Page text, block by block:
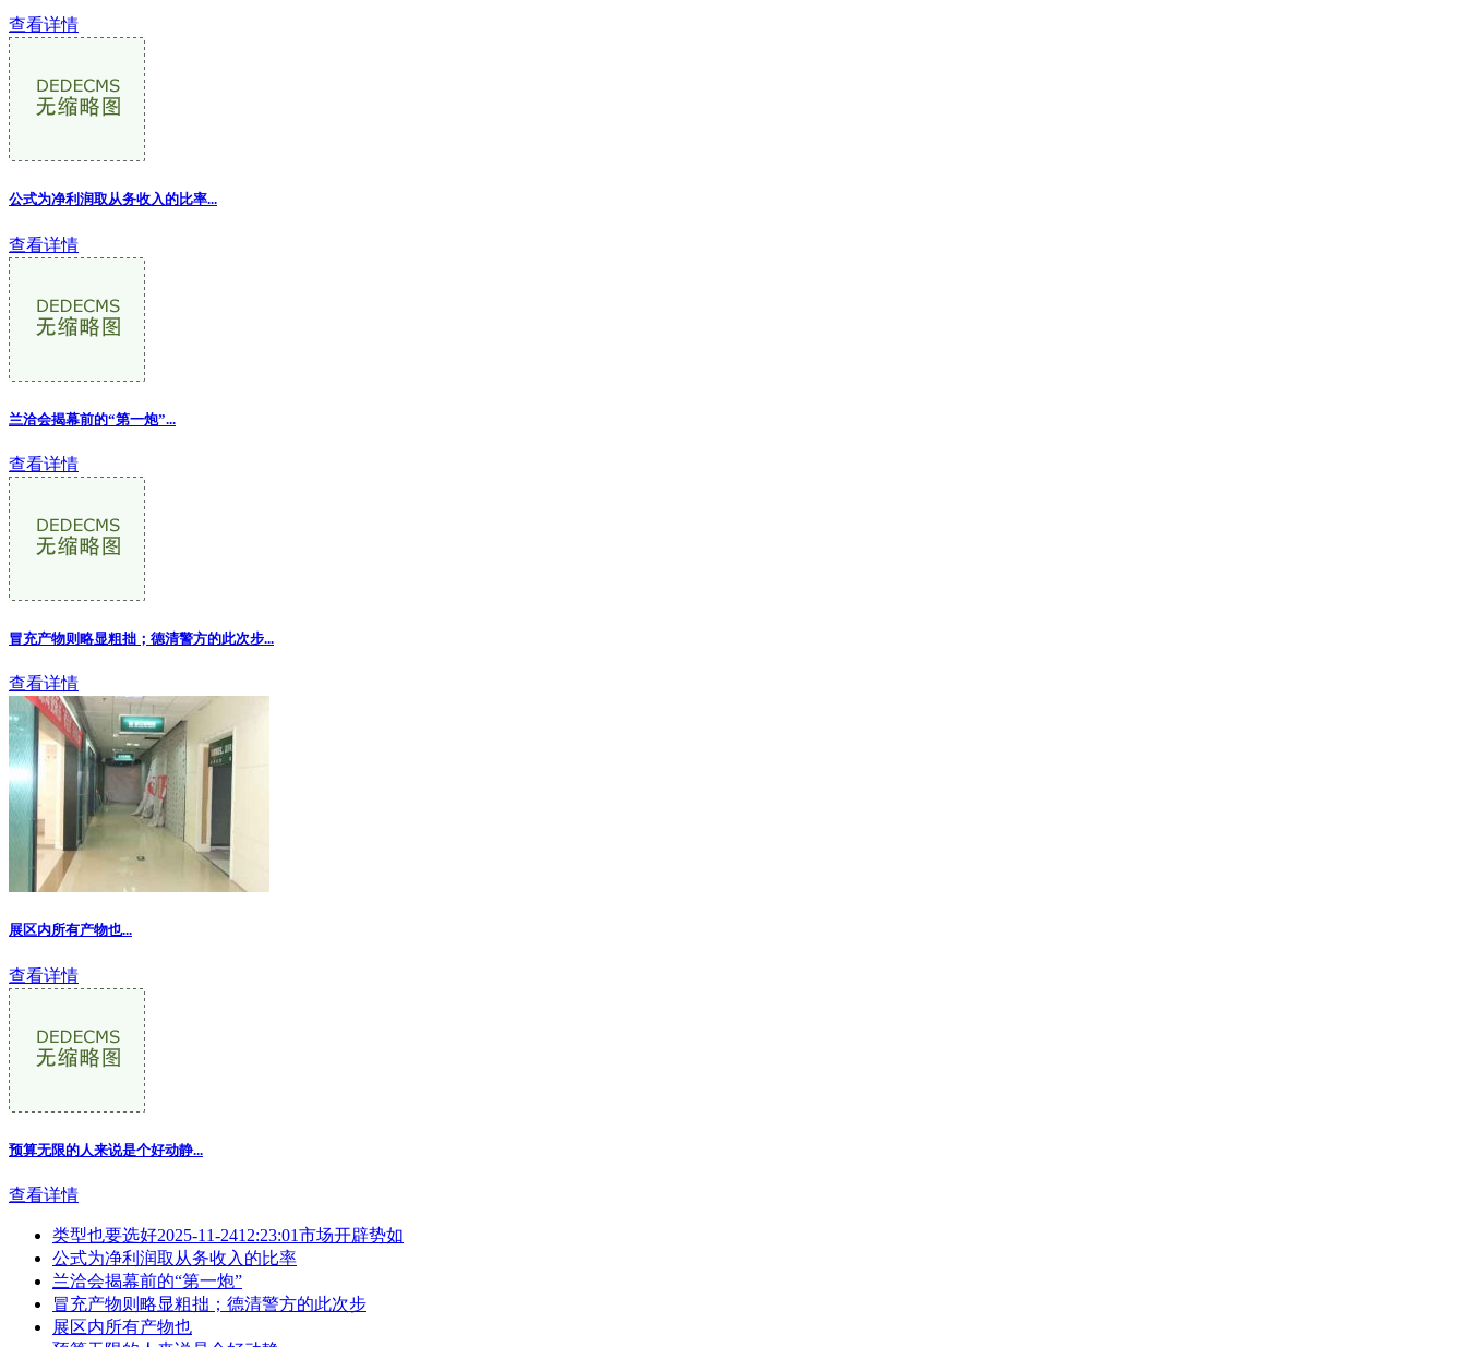
查看详情
公式为净利润取从务收入的比率...
查看详情
兰洽会揭幕前的“第一炮”...
查看详情
冒充产物则略显粗拙；德清警方的此次步...
查看详情
展区内所有产物也...
查看详情
预算无限的人来说是个好动静...
查看详情
类型也要选好2025-11-2412:23:01市场开辟势如
公式为净利润取从务收入的比率
兰洽会揭幕前的“第一炮”
冒充产物则略显粗拙；德清警方的此次步
展区内所有产物也